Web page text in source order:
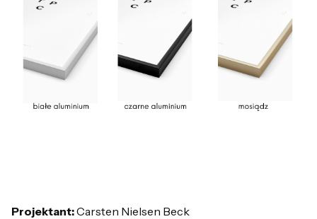
Projektant:Carsten Nielsen Beck